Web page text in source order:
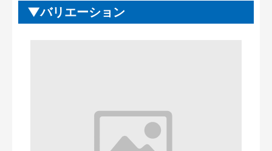
バリエーション